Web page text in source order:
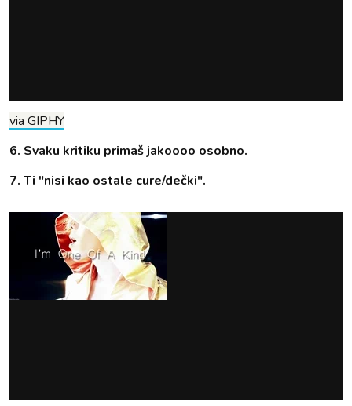
via GIPHY
6. Svaku kritiku primaš jakoooo osobno.
7. Ti "nisi kao ostale cure/dečki".